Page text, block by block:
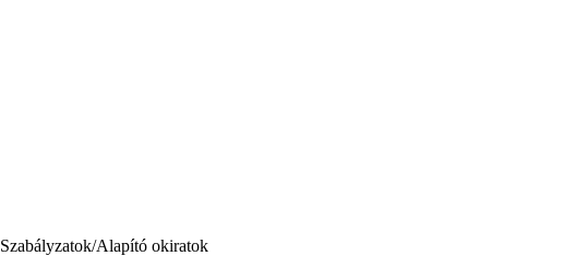
Szabályzatok/Alapító okiratok